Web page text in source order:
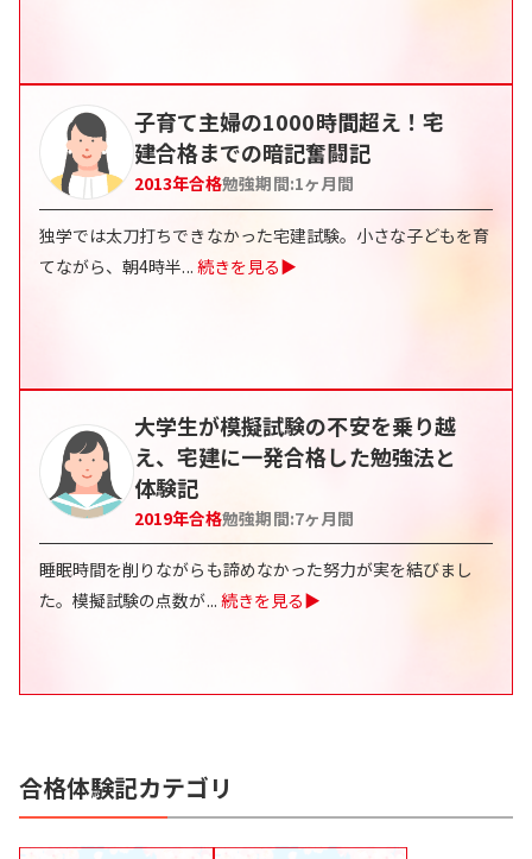
子育て主婦の1000時間超え！宅
建合格までの暗記奮闘記
2013年合格勉強期間:1ヶ月間
独学では太刀打ちできなかった宅建試験。小さな子どもを育
てながら、朝4時半... 続きを見る▶
大学生が模擬試験の不安を乗り越
え、宅建に一発合格した勉強法と
体験記
2019年合格勉強期間:7ヶ月間
睡眠時間を削りながらも諦めなかった努力が実を結びまし
た。模擬試験の点数が... 続きを見る▶
合格体験記カテゴリ